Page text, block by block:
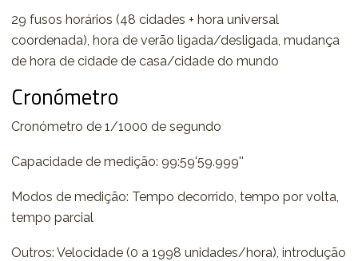
29 fusos horários (48 cidades + hora universal
coordenada), hora de verão ligada/desligada, mudança
de hora de cidade de casa/cidade do mundo
Cronómetro
Cronómetro de 1/1000 de segundo
Capacidade de medição: 99:59'59.999''
Modos de medição: Tempo decorrido, tempo por volta,
tempo parcial
Outros: Velocidade (0 a 1998 unidades/hora), introdução